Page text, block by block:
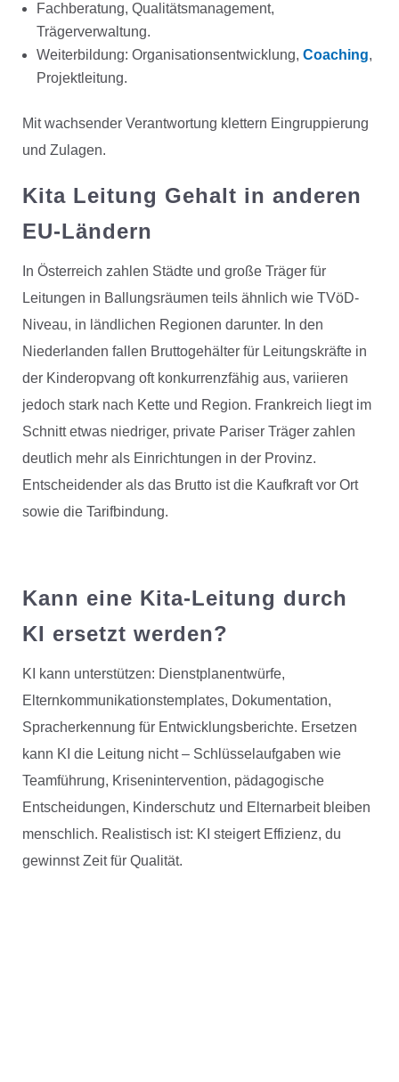
Fachberatung, Qualitätsmanagement,
Trägerverwaltung.
Weiterbildung: Organisationsentwicklung, Coaching,
Projektleitung.
Mit wachsender Verantwortung klettern Eingruppierung
und Zulagen.
Kita Leitung Gehalt in anderen
EU-Ländern
In Österreich zahlen Städte und große Träger für
Leitungen in Ballungsräumen teils ähnlich wie TVöD-
Niveau, in ländlichen Regionen darunter. In den
Niederlanden fallen Bruttogehälter für Leitungskräfte in
der Kinderopvang oft konkurrenzfähig aus, variieren
jedoch stark nach Kette und Region. Frankreich liegt im
Schnitt etwas niedriger, private Pariser Träger zahlen
deutlich mehr als Einrichtungen in der Provinz.
Entscheidender als das Brutto ist die Kaufkraft vor Ort
sowie die Tarifbindung.
Kann eine Kita-Leitung durch
KI ersetzt werden?
KI kann unterstützen: Dienstplanentwürfe,
Elternkommunikationstemplates, Dokumentation,
Spracherkennung für Entwicklungsberichte. Ersetzen
kann KI die Leitung nicht – Schlüsselaufgaben wie
Teamführung, Krisenintervention, pädagogische
Entscheidungen, Kinderschutz und Elternarbeit bleiben
menschlich. Realistisch ist: KI steigert Effizienz, du
gewinnst Zeit für Qualität.